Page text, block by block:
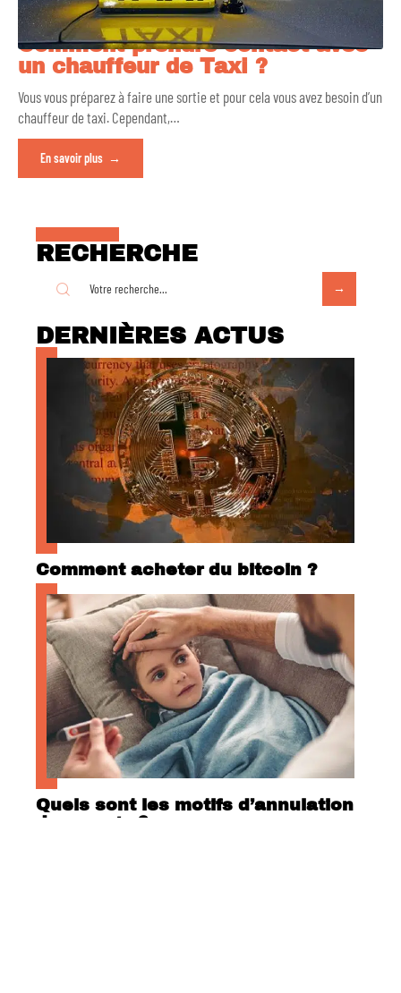
Comment prendre contact avec
un chauffeur de Taxi ?
Vous vous préparez à faire une sortie et pour cela vous avez besoin d’un
chauffeur de taxi. Cependant,…
En savoir plus
RECHERCHE
DERNIÈRES ACTUS
Comment acheter du bitcoin ?
Quels sont les motifs d’annulation
de voyage ?